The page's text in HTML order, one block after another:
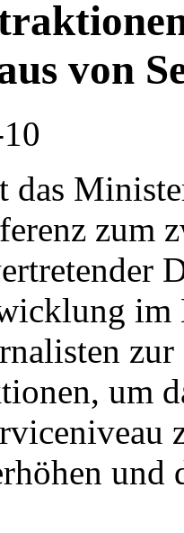
von
das
zum
um
und